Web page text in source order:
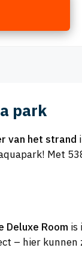
park
van het strand
Met
Deluxe Room is
– hier